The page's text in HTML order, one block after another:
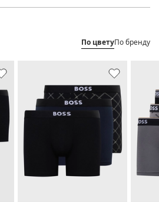
По цветуПо бренду